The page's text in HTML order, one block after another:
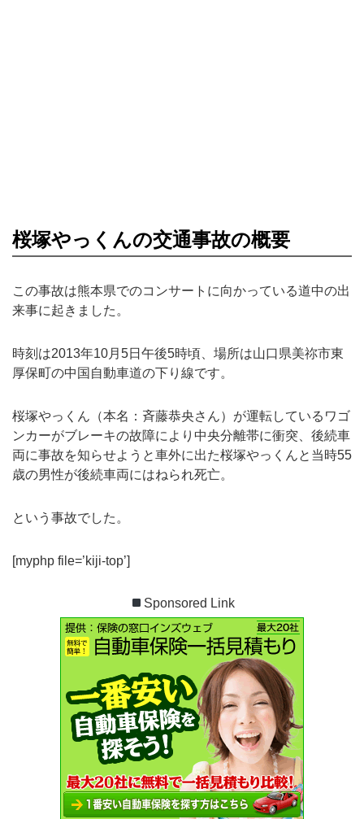
桜塚やっくんの交通事故の概要
この事故は熊本県でのコンサートに向かっている道中の出
来事に起きました。
時刻は2013年10月5日午後5時頃、場所は山口県美祢市東
厚保町の中国自動車道の下り線です。
桜塚やっくん（本名：斉藤恭央さん）が運転しているワゴ
ンカーがブレーキの故障により中央分離帯に衝突、後続車
両に事故を知らせようと車外に出た桜塚やっくんと当時55
歳の男性が後続車両にはねられ死亡。
という事故でした。
[myphp file=’kiji-top’]
Sponsored Link